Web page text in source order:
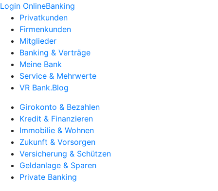
Login OnlineBanking
Privatkunden
Firmenkunden
Mitglieder
Banking & Verträge
Meine Bank
Service & Mehrwerte
VR Bank.Blog
Girokonto & Bezahlen
Kredit & Finanzieren
Immobilie & Wohnen
Zukunft & Vorsorgen
Versicherung & Schützen
Geldanlage & Sparen
Private Banking